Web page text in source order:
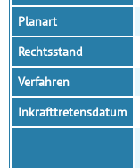
Planart
Rechtsstand
Verfahren
Inkrafttretensdatum